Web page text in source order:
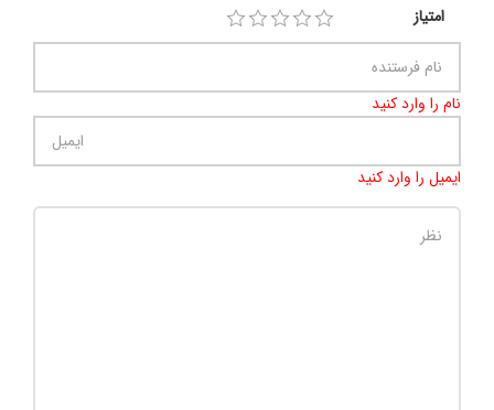
امتیاز
نام را وارد کنید
ایمیل را وارد کنید